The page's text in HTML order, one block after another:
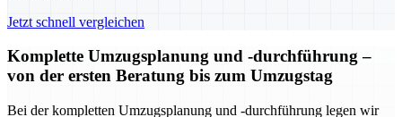
Jetzt schnell vergleichen
Komplette Umzugsplanung und -durchführung –
von der ersten Beratung bis zum Umzugstag
Bei der kompletten Umzugsplanung und -durchführung legen wir